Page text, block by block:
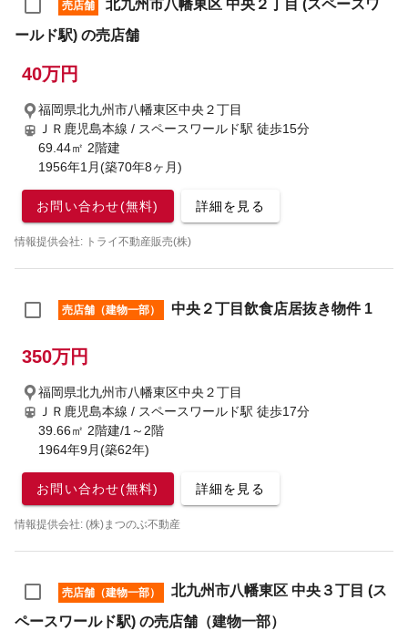
売店舗
北九州市八幡東区 中央２丁目 (スペースワ
ールド駅) の売店舗
40万円
福岡県北九州市八幡東区中央２丁目
ＪＲ鹿児島本線 / スペースワールド駅 徒歩15分
69.44㎡ 2階建
1956年1月(築70年8ヶ月)
お問い合わせ(無料) 詳細を見る
情報提供会社: トライ不動産販売(株)
売店舗（建物一部） 中央２丁目飲食店居抜き物件 1
350万円
福岡県北九州市八幡東区中央２丁目
ＪＲ鹿児島本線 / スペースワールド駅 徒歩17分
39.66㎡ 2階建/1～2階
1964年9月(築62年)
お問い合わせ(無料) 詳細を見る
情報提供会社: (株)まつのぶ不動産
売店舗（建物一部）
北九州市八幡東区 中央３丁目 (ス
ペースワールド駅) の売店舗（建物一部）